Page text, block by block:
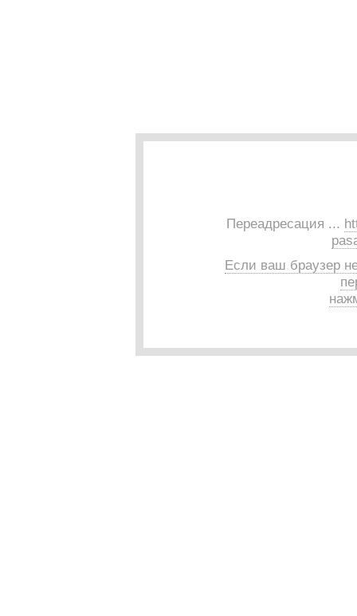
Переадресация ...
Если ваш браузер